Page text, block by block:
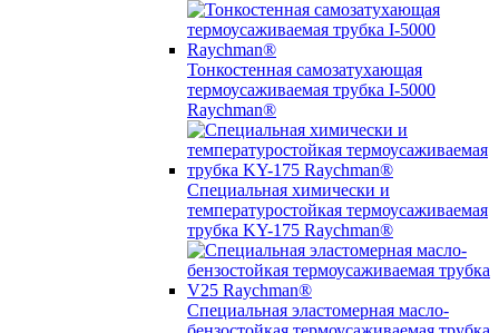
Тонкостенная самозатухающая
термоусаживаемая трубка I-5000
Raychman®
Специальная химически и
температуростойкая термоусаживаемая
трубка KY-175 Raychman®
Специальная эластомерная масло-